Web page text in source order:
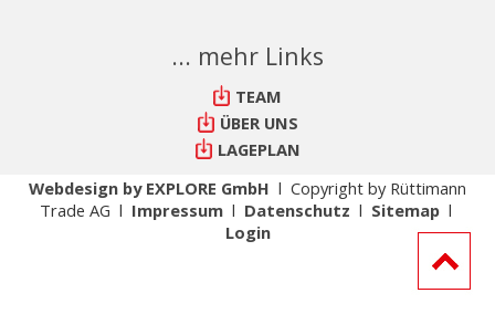
... mehr Links
TEAM
ÜBER UNS
LAGEPLAN
Webdesign by EXPLORE GmbH l Copyright by Rüttimann
Trade AG l Impressuml Datenschutz l Sitemapl
Login